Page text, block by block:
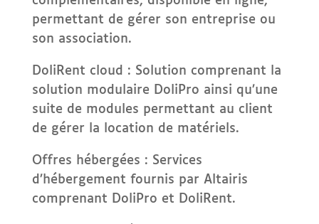
permettant de gérer son entreprise ou
son association.
DoliRent cloud : Solution comprenant la
solution modulaire DoliPro ainsi qu’une
suite de modules permettant au client
de gérer la location de matériels.
Offres hébergées : Services
d’hébergement fournis par Altairis
comprenant DoliPro et DoliRent.